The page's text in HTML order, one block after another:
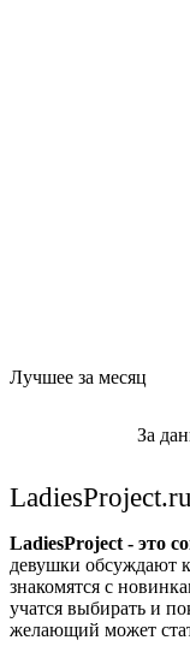
Лучшее за месяц
За
LadiesProject.ru
LadiesProject - это
девушки обсуждают
знакомятся с
учатся выбирать и
желающий может